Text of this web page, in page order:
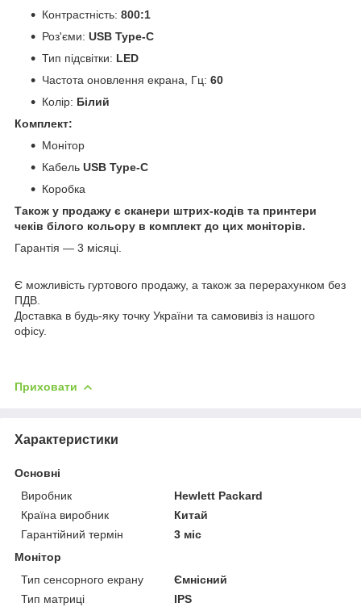
Контрастність: 800:1
Роз'єми: USB Type-C
Тип підсвітки: LED
Частота оновлення екрана, Гц: 60
Колір: Білий
Комплект:
Монітор
Кабель USB Type-C
Коробка
Також у продажу є сканери штрих-кодів та принтери
чеків білого кольору в комплект до цих моніторів.
Гарантія — 3 місяці.
Є можливість гуртового продажу, а також за перерахунком без
ПДВ.
Доставка в будь-яку точку України та самовивіз із нашого
офісу.
Приховати
Характеристики
Основні
Виробник
Hewlett Packard
Країна виробник
Китай
Гарантійний термін
3 міс
Монітор
Тип сенсорного екрану
Ємнісний
Тип матриці
IPS